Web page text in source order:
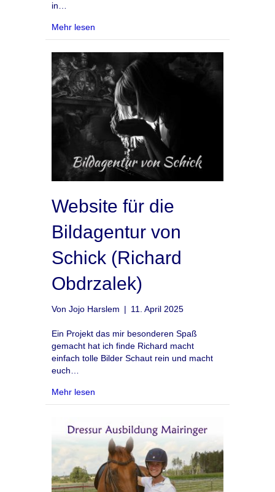
in…
Mehr lesen
Website für die
Bildagentur von
Schick (Richard
Obdrzalek)
Von Jojo Harslem | 11. April 2025
Ein Projekt das mir besonderen Spaß
gemacht hat ich finde Richard macht
einfach tolle Bilder Schaut rein und macht
euch…
Mehr lesen